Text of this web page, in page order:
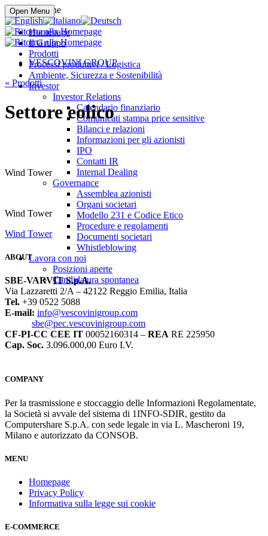
Open Menu
Homepage
Il Gruppo
Prodotti
Processi produttivi / Logistica
Ambiente, Sicurezza e Sostenibilità
Investor
Investor Relations
Calendario finanziario
Comunicati stampa price sensitive
Bilanci e relazioni
Informazioni per gli azionisti
IPO
Contatti IR
Internal Dealing
Governance
Assemblea azionisti
Organi societari
Modello 231 e Codice Etico
Procedure e regolamenti
Documenti societari
Whistleblowing
Lavora con noi
Posizioni aperte
Candidatura spontanea
Compra online
VESCOVINI GROUP
« Prodotti
Settore eolico
Wind Tower
Wind Tower
Wind Tower
ABOUT
SBE-VARVIT S.p.A.
Via Lazzaretti 2/A – 42122 Reggio Emilia, Italia
Tel. +39 0522 5088
E-mail: info@vescovinigroup.com
sbe@pec.vescovinigroup.com
CF-PI-CC CEE IT 00052160314 – REA RE 225950
Cap. Soc. 3.096.000,00 Euro I.V.
COMPANY
Per la trasmissione e stoccaggio delle Informazioni Regolamentate,
la Società si avvale del sistema di 1INFO-SDIR, gestito da
Computershare S.p.A. con sede legale in via L. Mascheroni 19,
Milano e autorizzato da CONSOB.
MENU
Homepage
Privacy Policy
Informativa sulla legge sui cookie
E-COMMERCE